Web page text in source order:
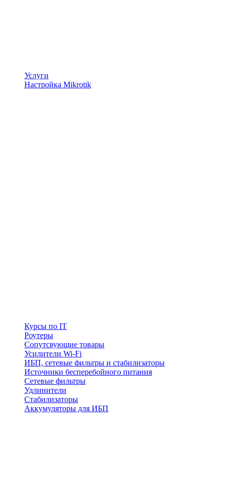
Услуги
Настройка Mikrotik
Курсы по IT
Роутеры
Сопутсвующие товары
Усилители Wi-Fi
ИБП, сетевые фильтры и стабилизаторы
Источники бесперебойного питания
Сетевые фильтры
Удлинители
Стабилизаторы
Аккумуляторы для ИБП